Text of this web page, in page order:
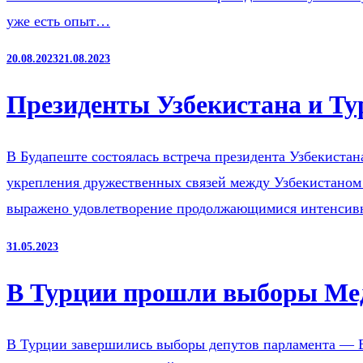
уже есть опыт…
20.08.202321.08.2023
Президенты Узбекистана и
В Будапеште состоялась встреча президента
укрепления дружественных связей между
выражено удовлетворение продолжающимися
31.05.2023
В Турции прошли выборы
В Турции завершились выборы депутов парламента —